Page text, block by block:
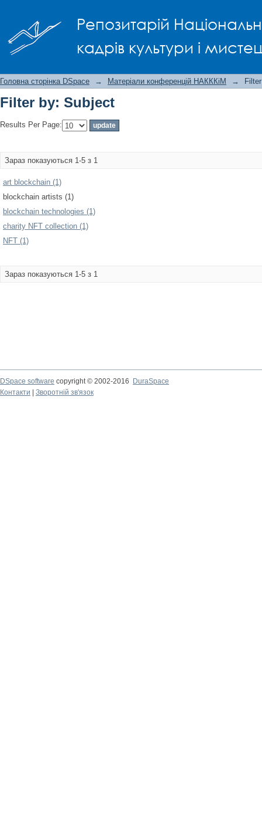
Репозитарій
кадрів культури і
Головна сторінка DSpace → Матеріали конференцій НАКККіМ →
Filter by: Subject
Results Per Page:
Зараз показуються 1-5 з 1
art blockchain (1)
blockchain artists (1)
blockchain technologies (1)
charity NFT collection (1)
NFT (1)
Зараз показуються 1-5 з 1
DSpace software copyright © 2002-2016
DuraSpace
Контакти
Зворотній зв'язок